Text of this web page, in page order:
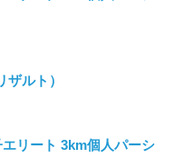
ザルト）
リート 3km個人パーシ